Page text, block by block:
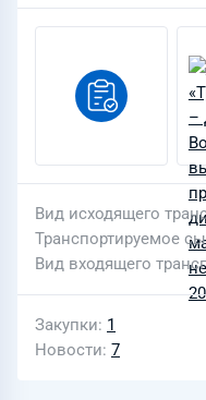
Вид исходящего
Транспортируемое
Вид входящего
Закупки 1
Новости 7